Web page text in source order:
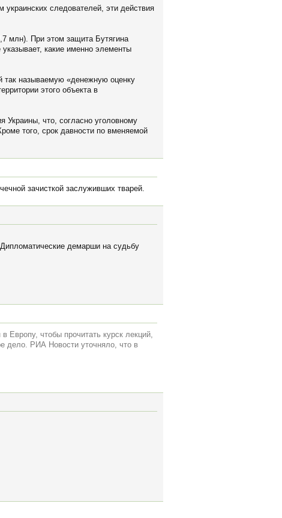
следователей, эти действия
млн). При этом защита Бутягина
какие именно элементы
так называемую «денежную оценку
этого объекта в
Украины, что, согласно уголовному
того, срок давности по вменяемой
зачисткой заслуживших тварей.
демарши на судьбу
Европу, чтобы прочитать курск лекций,
дело. РИА Новости уточняло, что в